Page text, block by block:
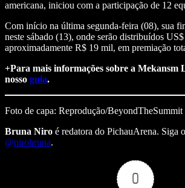
americana, iniciou com a participação de 12
Com início na última segunda-feira (08), sua
neste sábado (13), onde serão distribuídos
aproximadamente R$ 19 mil, em premiação
+Para mais informações sobre a Mekansm
nosso guia.
Foto de capa: Reprodução/BeyondTheSummit
Bruna Niro é redatora do PichauArena. Siga
@nirobruna.
0